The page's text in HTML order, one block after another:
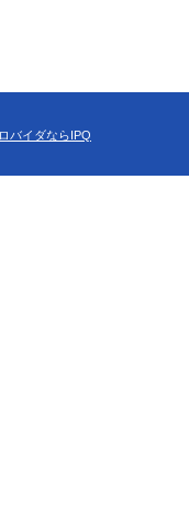
バイダならIPQ